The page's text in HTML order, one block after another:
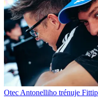
Otec Antonelliho trénuje